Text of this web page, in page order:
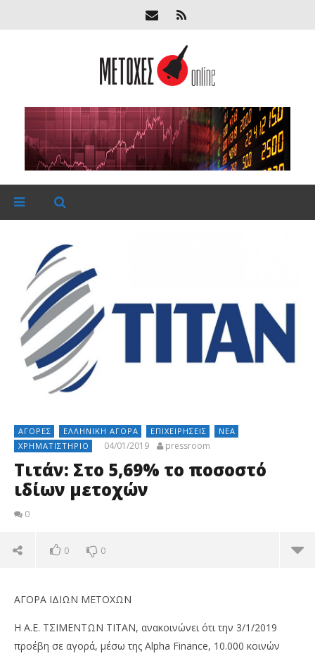
ΑΓΟΡΈΣ ΕΛΛΗΝΙΚΉ ΑΓΟΡΆ ΕΠΙΧΕΙΡΉΣΕΙΣ
ΝΈΑ
ΧΡΗΜΑΤΙΣΤΉΡΙΟ
04/01/2019 pressroom
Τιτάν: Στο 5,69% το ποσοστό
ιδίων μετοχών
0
0 0
ΑΓΟΡΑ ΙΔΙΩΝ ΜΕΤΟΧΩΝ
H A.E. ΤΣΙΜΕΝΤΩΝ ΤΙΤΑΝ, ανακοινώνει ότι την 3/1/2019
προέβη σε αγορά, μέσω της Alpha Finance, 10.000 κοινών